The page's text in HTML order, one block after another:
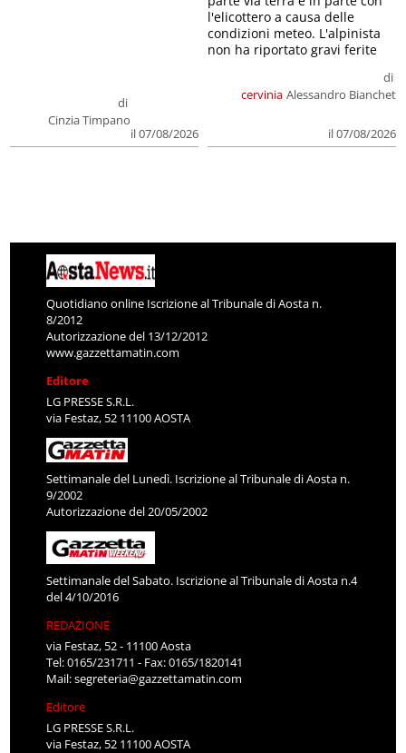
di
Cinzia Timpano
il 07/08/2026
cervinia
di
Alessandro Bianchet
il 07/08/2026
l'elicottero a causa delle
condizioni meteo. L'alpinista
non ha riportato gravi ferite
Quotidiano online Iscrizione al Tribunale di Aosta n.
8/2012
Autorizzazione del 13/12/2012
www.gazzettamatin.com
Editore
LG PRESSE S.R.L.
via Festaz, 52 11100 AOSTA
Settimanale del Lunedì. Iscrizione al Tribunale di Aosta n.
9/2002
Autorizzazione del 20/05/2002
Settimanale del Sabato. Iscrizione al Tribunale di Aosta n.4
del 4/10/2016
REDAZIONE
via Festaz, 52 - 11100 Aosta
Tel: 0165/231711 - Fax: 0165/1820141
Mail:segreteria@gazzettamatin.com
Editore
LG PRESSE S.R.L.
via Festaz, 52 11100 AOSTA